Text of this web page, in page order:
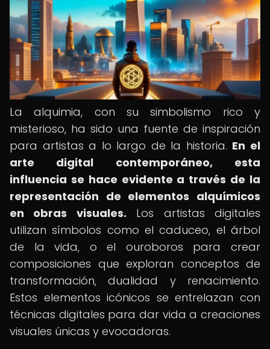
La alquimia, con su simbolismo rico y
misterioso, ha sido una fuente de inspiración
para artistas a lo largo de la historia. En el
arte digital contemporáneo, esta
influencia se hace evidente a través de la
representación de elementos alquímicos
en obras visuales. Los artistas digitales
utilizan símbolos como el caduceo, el árbol
de la vida, o el ouroboros para crear
composiciones que exploran conceptos de
transformación, dualidad y renacimiento.
Estos elementos icónicos se entrelazan con
técnicas digitales para dar vida a creaciones
visuales únicas y evocadoras.